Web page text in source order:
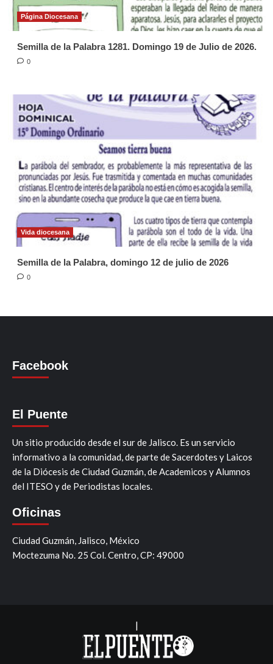
Página Diocesana
Semilla de la Palabra 1281. Domingo 19 de Julio de 2026.
0
Vida diocesana
Semilla de la Palabra, domingo 12 de julio de 2026
0
Facebook
El Puente
Un sitio producido desde el sur de Jalisco. Es un servicio
informativo a la comunidad, de parte de Sacerdotes y Laicos
de la Diócesis de Ciudad Guzmán, de Academicos y Alumnos
del ITESO y de Periodistas locales.
Oficinas
Ciudad Guzmán, Jalisco, México
Moctezuma No. 25 Col. Centro, CP: 49000
|